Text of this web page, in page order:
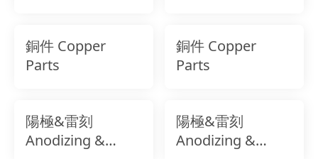
銅件 Copper
Parts
銅件 Copper
Parts
陽極&雷刻
Anodizing &
陽極&雷刻
Anodizing &